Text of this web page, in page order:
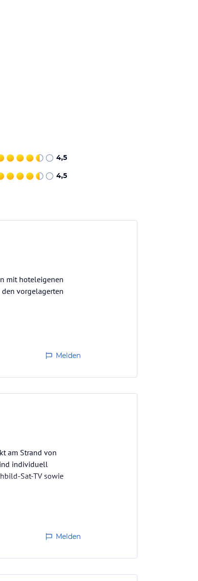
4,5
4,5
mit hoteleigenen
vorgelagerten
Melden
am Strand von
individuell
Sat-TV sowie
Melden